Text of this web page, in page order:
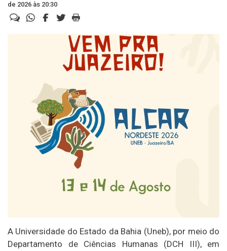
de 2026 às 20:30
A Universidade do Estado da Bahia (Uneb), por meio do
Departamento de Ciências Humanas (DCH III), em